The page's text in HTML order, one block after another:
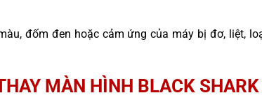
đốm đen hoặc cảm ứng của máy bị đơ, liệt,
MÀN HÌNH BLACK